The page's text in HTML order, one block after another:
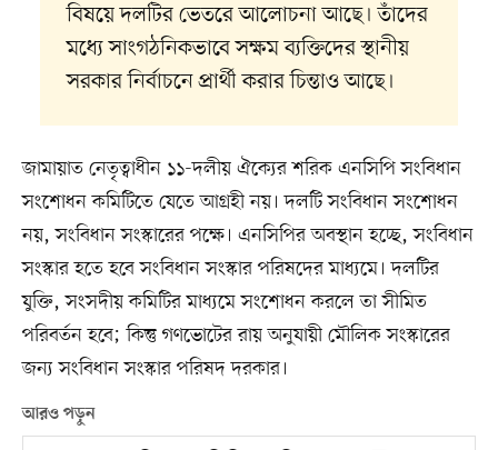
বিষয়ে দলটির ভেতরে আলোচনা আছে। তাঁদের
মধ্যে সাংগঠনিকভাবে সক্ষম ব্যক্তিদের স্থানীয়
সরকার নির্বাচনে প্রার্থী করার চিন্তাও আছে।
জামায়াত নেতৃত্বাধীন ১১-দলীয় ঐক্যের শরিক এনসিপি সংবিধান
সংশোধন কমিটিতে যেতে আগ্রহী নয়। দলটি সংবিধান সংশোধন
নয়, সংবিধান সংস্কারের পক্ষে। এনসিপির অবস্থান হচ্ছে, সংবিধান
সংস্কার হতে হবে সংবিধান সংস্কার পরিষদের মাধ্যমে। দলটির
যুক্তি, সংসদীয় কমিটির মাধ্যমে সংশোধন করলে তা সীমিত
পরিবর্তন হবে; কিন্তু গণভোটের রায় অনুযায়ী মৌলিক সংস্কারের
জন্য সংবিধান সংস্কার পরিষদ দরকার।
আরও পড়ুন